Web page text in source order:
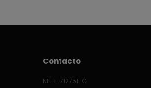
Contacto
NIF: L-712751-G